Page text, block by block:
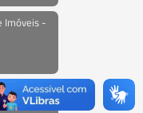
Imóveis -